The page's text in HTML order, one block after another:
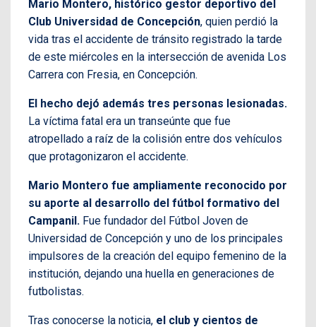
Mario Montero, histórico gestor deportivo del
Club Universidad de Concepción, quien perdió la
vida tras el accidente de tránsito registrado la tarde
de este miércoles en la intersección de avenida Los
Carrera con Fresia, en Concepción.
El hecho dejó además tres personas lesionadas.
La víctima fatal era un transeúnte que fue
atropellado a raíz de la colisión entre dos vehículos
que protagonizaron el accidente.
Mario Montero fue ampliamente reconocido por
su aporte al desarrollo del fútbol formativo del
Campanil. Fue fundador del Fútbol Joven de
Universidad de Concepción y uno de los principales
impulsores de la creación del equipo femenino de la
institución, dejando una huella en generaciones de
futbolistas.
Tras conocerse la noticia, el club y cientos de